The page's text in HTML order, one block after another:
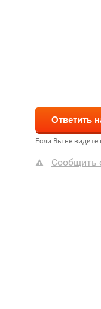
Если Вы не
Сообщить